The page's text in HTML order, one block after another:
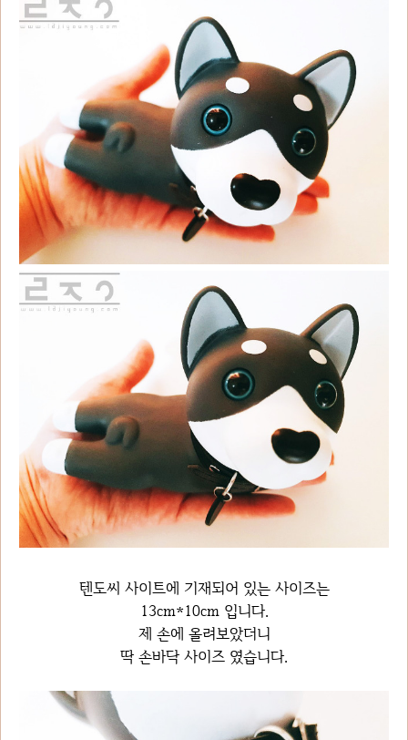
텐도씨 사이트에 기재되어 있는 사이즈는
13cm*10cm 입니다.
제 손에 올려보았더니
딱 손바닥 사이즈 였습니다.